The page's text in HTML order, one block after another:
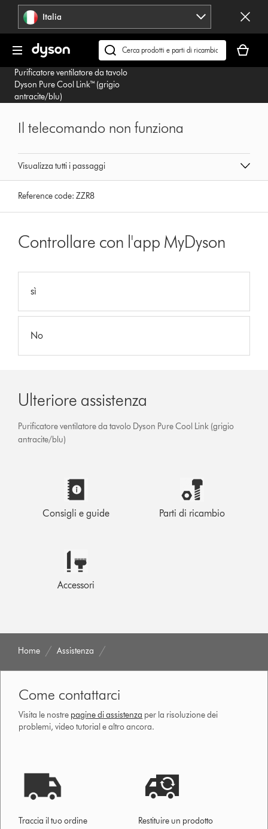
navigazione Italia
Cerca
su
dyson.it
carrello
è
Purificatore ventilatore da tavolo
Dyson Pure Cool Link™ (grigio
antracite/blu)
Visualizza tutti i passaggi
Il telecomando non funziona
Reference code:ZZR8
Controllare con l'app MyDyson
sì
No
Ulteriore assistenza
Purificatore ventilatore da tavolo Dyson Pure Cool Link (grigio
antracite/blu)
Consigli e guide Parti di ricambio
Accessori
Home Assistenza
Come contattarci
Visita le nostre pagine di assistenza per la risoluzione dei
problemi, video tutorial e altro ancora.
Traccia il tuo ordine Restituire un prodotto